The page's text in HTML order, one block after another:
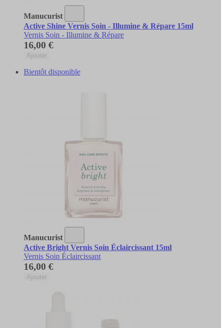
Manucurist
Active Shine Vernis Soin - Illumine & Répare 15ml
Vernis Soin - Illumine & Répare
16,00 €
Ajouter
Bientôt disponible
Manucurist
Active Bright Vernis Soin Éclaircissant 15ml
Vernis Soin Éclaircissant
16,00 €
Ajouter